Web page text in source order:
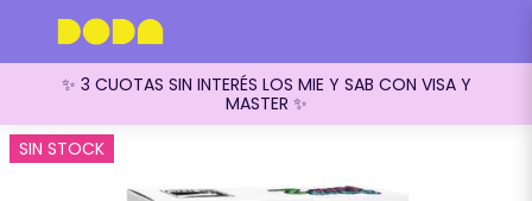
✨ 3 CUOTAS SIN INTERÉS LOS MIE Y SAB CON VISA Y
MASTER ✨
SIN STOCK